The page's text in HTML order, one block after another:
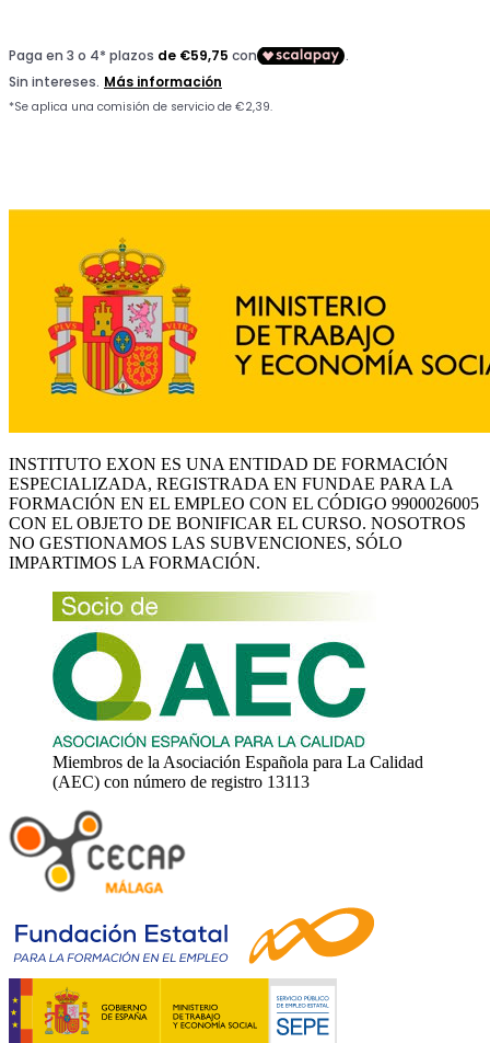
INSTITUTO EXON ES UNA ENTIDAD DE FORMACIÓN
ESPECIALIZADA, REGISTRADA EN FUNDAE PARA LA
FORMACIÓN EN EL EMPLEO CON EL CÓDIGO 9900026005
CON EL OBJETO DE BONIFICAR EL CURSO. NOSOTROS
NO GESTIONAMOS LAS SUBVENCIONES, SÓLO
IMPARTIMOS LA FORMACIÓN.
Miembros de la Asociación Española para La Calidad
(AEC) con número de registro 13113